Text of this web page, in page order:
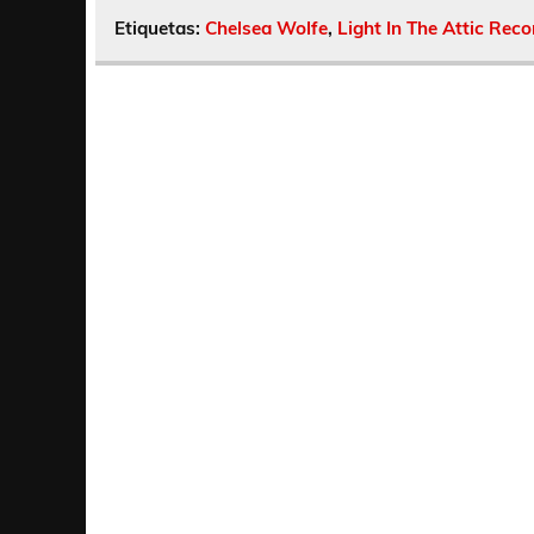
Etiquetas: Chelsea Wolfe, Light In The Attic